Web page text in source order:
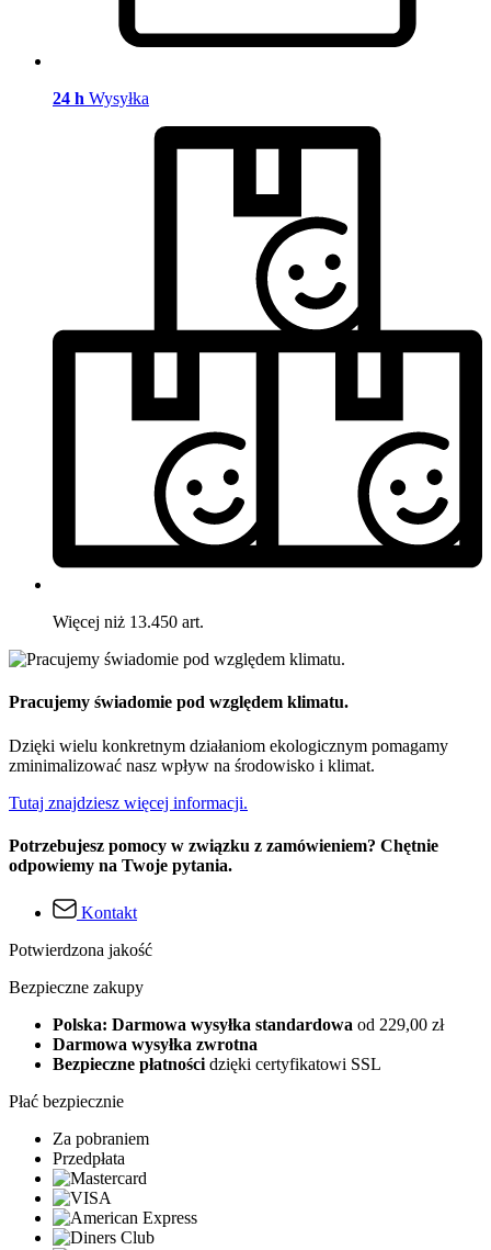
24 h Wysyłka
Więcej niż 13.450 art.
Pracujemy świadomie pod względem klimatu.
Dzięki wielu konkretnym działaniom ekologicznym pomagamy
zminimalizować nasz wpływ na środowisko i klimat.
Tutaj znajdziesz więcej informacji.
Potrzebujesz pomocy w związku z zamówieniem? Chętnie
odpowiemy na Twoje pytania.
Kontakt
Potwierdzona jakość
Bezpieczne zakupy
Polska: Darmowa wysyłka standardowa od 229,00 zł
Darmowa wysyłka zwrotna
Bezpieczne płatności dzięki certyfikatowi SSL
Płać bezpiecznie
Za pobraniem
Przedpłata